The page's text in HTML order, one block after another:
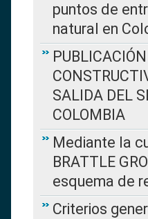
puntos de
natural en
SALIDA DEL
COLOMBIA
Mediante la
BRATTLE
esquema de
Criterios